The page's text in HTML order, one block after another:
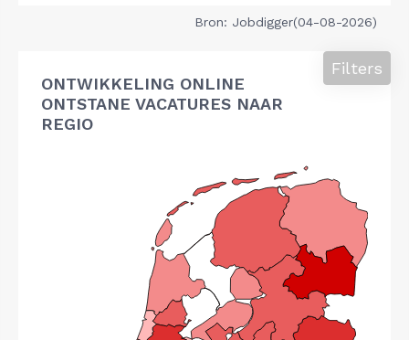
Bron: Jobdigger(04-08-2026)
ONTWIKKELING ONLINE
ONTSTANE VACATURES NAAR
REGIO
Filters